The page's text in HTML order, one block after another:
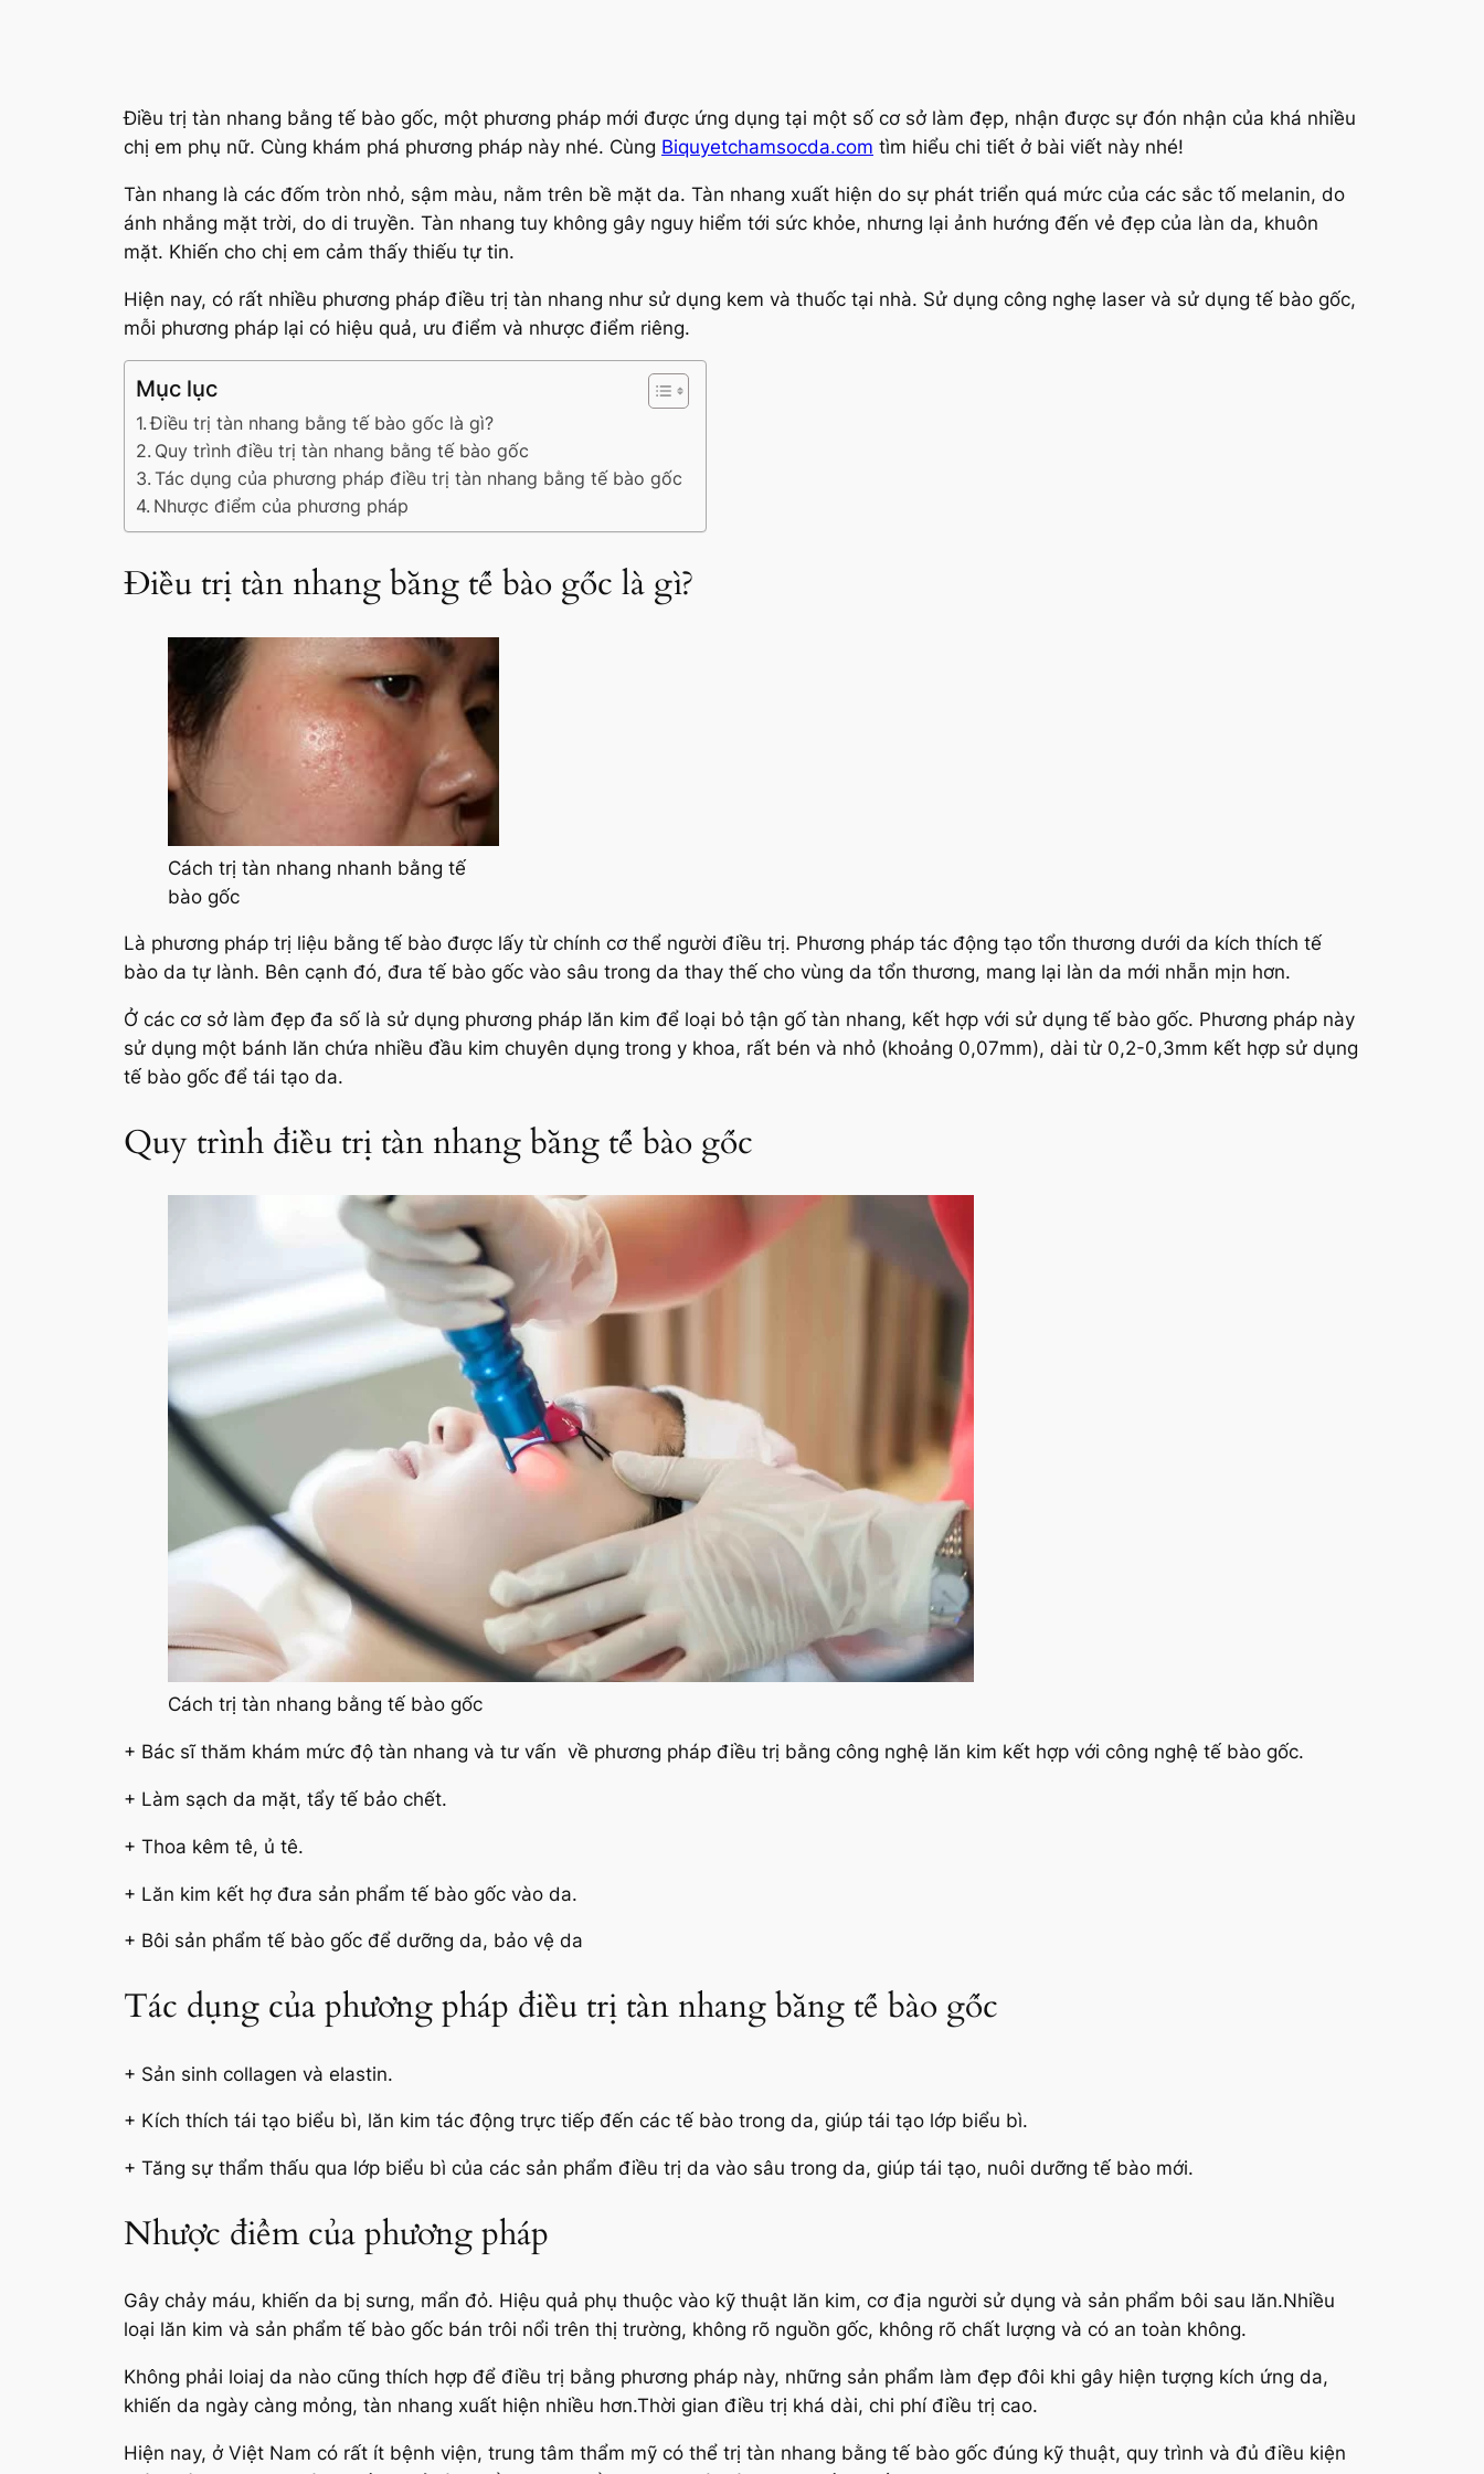
Điều trị tàn nhang bằng tế bào gốc, một phương pháp mới được ứng dụng tại một số cơ sở làm đẹp, nhận được sự đón nhận của khá nhiều
chị em phụ nữ. Cùng khám phá phương pháp này nhé. Cùng Biquyetchamsocda.com tìm hiểu chi tiết ở bài viết này nhé!
Tàn nhang là các đốm tròn nhỏ, sậm màu, nằm trên bề mặt da. Tàn nhang xuất hiện do sự phát triển quá mức của các sắc tố melanin, do
ánh nhắng mặt trời, do di truyền. Tàn nhang tuy không gây nguy hiểm tới sức khỏe, nhưng lại ảnh hướng đến vẻ đẹp của làn da, khuôn
mặt. Khiến cho chị em cảm thấy thiếu tự tin.
Hiện nay, có rất nhiều phương pháp điều trị tàn nhang như sử dụng kem và thuốc tại nhà. Sử dụng công nghẹ laser và sử dụng tế bào gốc,
mỗi phương pháp lại có hiệu quả, ưu điểm và nhược điểm riêng.
Mục lục
Điều trị tàn nhang bằng tế bào gốc là gì?
Quy trình điều trị tàn nhang bằng tế bào gốc
Tác dụng của phương pháp điều trị tàn nhang bằng tế bào gốc
Nhược điểm của phương pháp
Điều trị tàn nhang bằng tế bào gốc là gì?
Cách trị tàn nhang nhanh bằng tế
bào gốc
Là phương pháp trị liệu bằng tế bào được lấy từ chính cơ thể người điều trị. Phương pháp tác động tạo tổn thương dưới da kích thích tế
bào da tự lành. Bên cạnh đó, đưa tế bào gốc vào sâu trong da thay thế cho vùng da tổn thương, mang lại làn da mới nhẵn mịn hơn.
Ở các cơ sở làm đẹp đa số là sử dụng phương pháp lăn kim để loại bỏ tận gố tàn nhang, kết hợp với sử dụng tế bào gốc. Phương pháp này
sử dụng một bánh lăn chứa nhiều đầu kim chuyên dụng trong y khoa, rất bén và nhỏ (khoảng 0,07mm), dài từ 0,2-0,3mm kết hợp sử dụng
tế bào gốc để tái tạo da.
Quy trình điều trị tàn nhang bằng tế bào gốc
Cách trị tàn nhang bằng tế bào gốc
+ Bác sĩ thăm khám mức độ tàn nhang và tư vấn về phương pháp điều trị bằng công nghệ lăn kim kết hợp với công nghệ tế bào gốc.
+ Làm sạch da mặt, tẩy tế bảo chết.
+ Thoa kêm tê, ủ tê.
+ Lăn kim kết hợ đưa sản phẩm tế bào gốc vào da.
+ Bôi sản phẩm tế bào gốc để dưỡng da, bảo vệ da
Tác dụng của phương pháp điều trị tàn nhang bằng tế bào gốc
+ Sản sinh collagen và elastin.
+ Kích thích tái tạo biểu bì, lăn kim tác động trực tiếp đến các tế bào trong da, giúp tái tạo lớp biểu bì.
+ Tăng sự thẩm thấu qua lớp biểu bì của các sản phẩm điều trị da vào sâu trong da, giúp tái tạo, nuôi dưỡng tế bào mới.
Nhược điểm của phương pháp
Gây chảy máu, khiến da bị sưng, mẩn đỏ. Hiệu quả phụ thuộc vào kỹ thuật lăn kim, cơ địa người sử dụng và sản phẩm bôi sau lăn.Nhiều
loại lăn kim và sản phẩm tế bào gốc bán trôi nổi trên thị trường, không rõ nguồn gốc, không rõ chất lượng và có an toàn không.
Không phải loiaj da nào cũng thích hợp để điều trị bằng phương pháp này, những sản phẩm làm đẹp đôi khi gây hiện tượng kích ứng da,
khiến da ngày càng mỏng, tàn nhang xuất hiện nhiều hơn.Thời gian điều trị khá dài, chi phí điều trị cao.
Hiện nay, ở Việt Nam có rất ít bệnh viện, trung tâm thẩm mỹ có thể trị tàn nhang bằng tế bào gốc đúng kỹ thuật, quy trình và đủ điều kiện